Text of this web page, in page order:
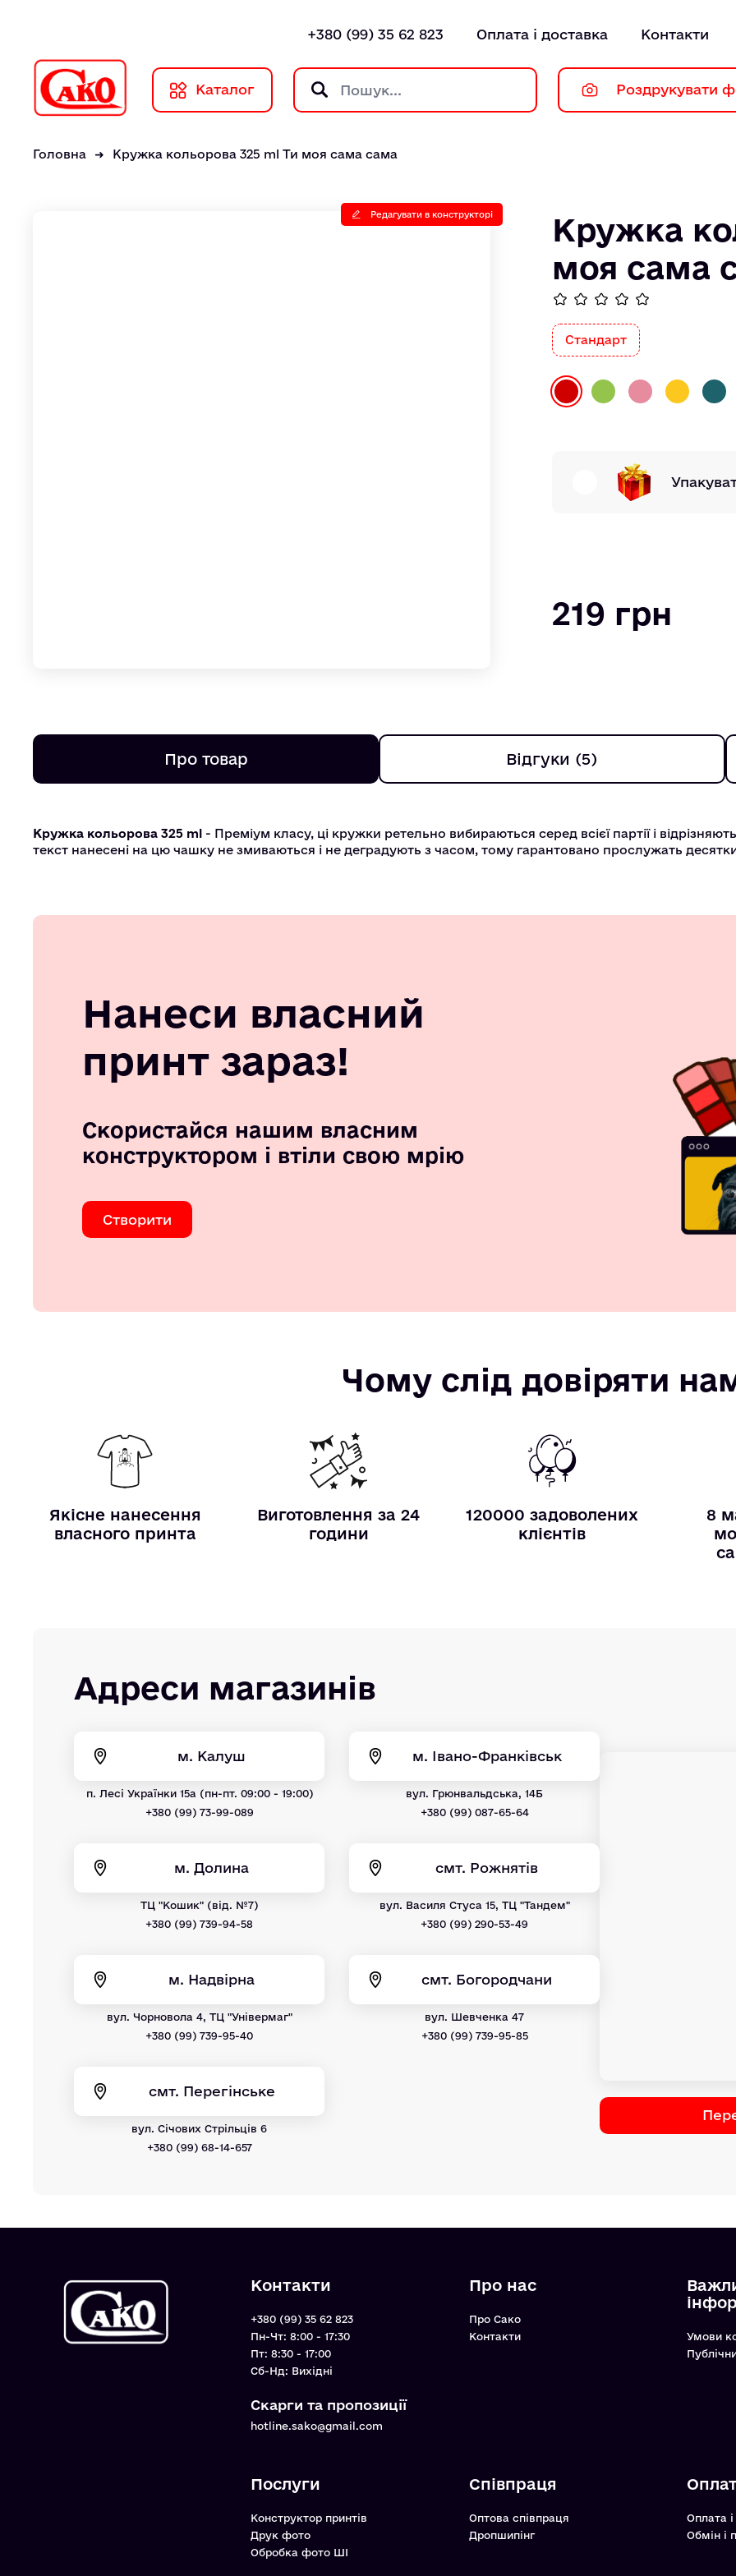
+380 (99) 35 62 823 Оплата і доставка Контакти
Каталог Роздрукувати
Головна Кружка кольорова 325 ml Ти моя сама сама
Редагувати в конструкторі
Кружка
моя сама
Стандарт
219 грн
Про товар Відгуки (5)
Кружка кольорова 325 ml - Преміум класу, ці кружки ретельно вибираються серед всієї партії і
текст нанесені на цю чашку не змиваються і не деградують з часом, тому гарантовано прослужать
Нанеси власний
принт зараз!
Скористайся нашим власним
конструктором і втіли свою мрію
Створити
Чому слід довіряти
Якісне нанесення
власного принта
Виготовлення за 24
години
120000 задоволених
клієнтів
8
Адреси магазинів
м. Калуш
п. Лесі Українки 15а (пн-пт. 09:00 - 19:00)
+380 (99) 73-99-089
м. Івано-Франківськ
вул. Грюнвальдська, 14Б
+380 (99) 087-65-64
м. Долина
ТЦ "Кошик" (від. №7)
+380 (99) 739-94-58
смт. Рожнятів
вул. Василя Стуса 15, ТЦ "Тандем"
+380 (99) 290-53-49
м. Надвірна
вул. Чорновола 4, ТЦ "Універмаг"
+380 (99) 739-95-40
смт. Богородчани
вул. Шевченка 47
+380 (99) 739-95-85
смт. Перегінське
вул. Січових Стрільців 6
+380 (99) 68-14-657
Контакти
+380 (99) 35 62 823
Пн-Чт: 8:00 - 17:30
Пт: 8:30 - 17:00
Cб-Нд: Вихідні
Скарги та пропозиції
hotline.sako@gmail.com
Про нас
Про Сако
Контакти
Умови
Послуги
Конструктор принтів
Друк фото
Обробка фото ШІ
Співпраця
Оптова співпраця
Дропшипінг
Оплата
Обмін і